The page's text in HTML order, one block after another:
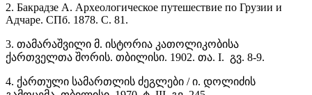
2. Бакрадзе A. Археологическое путешествие по Грузии и
Адчаре. СПб. 1878. С. 81.
3. თამარაშვილი მ. ისტორია კათოლიკობისა
ქართველთა შორის. თბილისი. 1902. თა. I. გვ. 8-9.
4. ქართული სამართლის ძეგლები / ი. დოლიძის